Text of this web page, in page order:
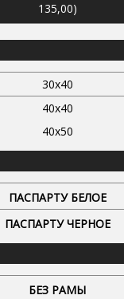
135,00)
30x40
40x40
40x50
ПАСПАРТУ БЕЛОЕ
ПАСПАРТУ ЧЕРНОЕ
БЕЗ РАМЫ